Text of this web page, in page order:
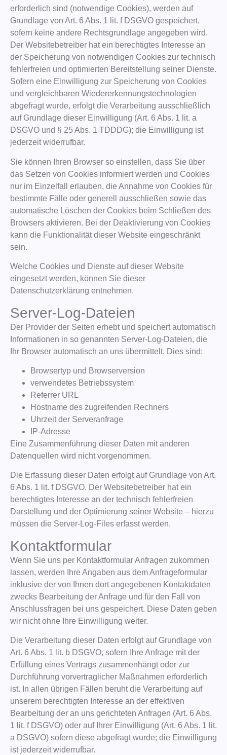
erforderlich sind (notwendige Cookies), werden auf
Grundlage von Art. 6 Abs. 1 lit. f DSGVO gespeichert,
sofern keine andere Rechtsgrundlage angegeben wird.
Der Websitebetreiber hat ein berechtigtes Interesse an
der Speicherung von notwendigen Cookies zur technisch
fehlerfreien und optimierten Bereitstellung seiner Dienste.
Sofern eine Einwilligung zur Speicherung von Cookies
und vergleichbaren Wiedererkennungstechnologien
abgefragt wurde, erfolgt die Verarbeitung ausschließlich
auf Grundlage dieser Einwilligung (Art. 6 Abs. 1 lit. a
DSGVO und § 25 Abs. 1 TDDDG); die Einwilligung ist
jederzeit widerrufbar.
Sie können Ihren Browser so einstellen, dass Sie über
das Setzen von Cookies informiert werden und Cookies
nur im Einzelfall erlauben, die Annahme von Cookies für
bestimmte Fälle oder generell ausschließen sowie das
automatische Löschen der Cookies beim Schließen des
Browsers aktivieren. Bei der Deaktivierung von Cookies
kann die Funktionalität dieser Website eingeschränkt
sein.
Welche Cookies und Dienste auf dieser Website
eingesetzt werden, können Sie dieser
Datenschutzerklärung entnehmen.
Server-Log-Dateien
Der Provider der Seiten erhebt und speichert automatisch
Informationen in so genannten Server-Log-Dateien, die
Ihr Browser automatisch an uns übermittelt. Dies sind:
Browsertyp und Browserversion
verwendetes Betriebssystem
Referrer URL
Hostname des zugreifenden Rechners
Uhrzeit der Serveranfrage
IP-Adresse
Eine Zusammenführung dieser Daten mit anderen
Datenquellen wird nicht vorgenommen.
Die Erfassung dieser Daten erfolgt auf Grundlage von Art.
6 Abs. 1 lit. f DSGVO. Der Websitebetreiber hat ein
berechtigtes Interesse an der technisch fehlerfreien
Darstellung und der Optimierung seiner Website – hierzu
müssen die Server-Log-Files erfasst werden.
Kontaktformular
Wenn Sie uns per Kontaktformular Anfragen zukommen
lassen, werden Ihre Angaben aus dem Anfrageformular
inklusive der von Ihnen dort angegebenen Kontaktdaten
zwecks Bearbeitung der Anfrage und für den Fall von
Anschlussfragen bei uns gespeichert. Diese Daten geben
wir nicht ohne Ihre Einwilligung weiter.
Die Verarbeitung dieser Daten erfolgt auf Grundlage von
Art. 6 Abs. 1 lit. b DSGVO, sofern Ihre Anfrage mit der
Erfüllung eines Vertrags zusammenhängt oder zur
Durchführung vorvertraglicher Maßnahmen erforderlich
ist. In allen übrigen Fällen beruht die Verarbeitung auf
unserem berechtigten Interesse an der effektiven
Bearbeitung der an uns gerichteten Anfragen (Art. 6 Abs.
1 lit. f DSGVO) oder auf Ihrer Einwilligung (Art. 6 Abs. 1 lit.
a DSGVO) sofern diese abgefragt wurde; die Einwilligung
ist jederzeit widerrufbar.